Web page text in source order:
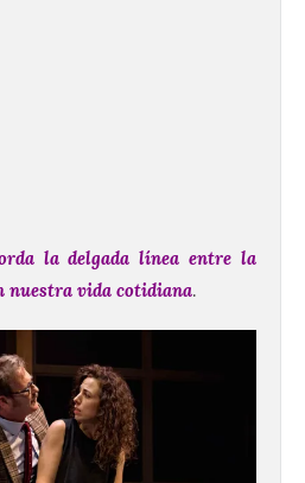
la delgada línea entre la
nuestra vida cotidiana.